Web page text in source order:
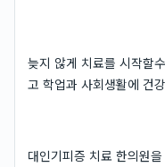
늦지 않게 치료를 시작할
고 학업과 사회생활에 건
대인기피증 치료 한의원